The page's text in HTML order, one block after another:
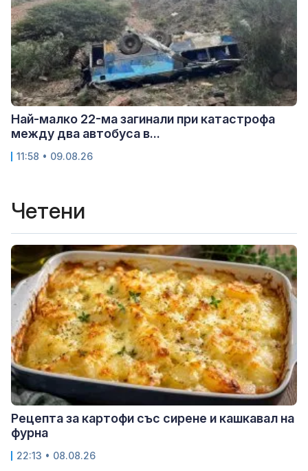
Най-малко 22-ма загинали при катастрофа
между два автобуса в...
11:58 • 09.08.26
Четени
Рецепта за картофи със сирене и кашкавал на
фурна
22:13 • 08.08.26